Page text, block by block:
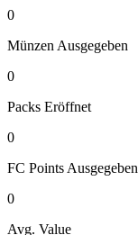
0
Münzen Ausgegeben
0
Packs Eröffnet
0
FC Points Ausgegeben
0
Avg. Value